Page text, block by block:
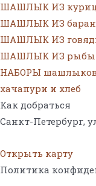
ШАШЛЫК ИЗ
ШАШЛЫК ИЗ
ШАШЛЫК ИЗ
ШАШЛЫК ИЗ рыбы
НАБОРЫ шашлыков
хачапури и хлеб
Как добраться
Санкт-Петербург,
Открыть карту
Политика